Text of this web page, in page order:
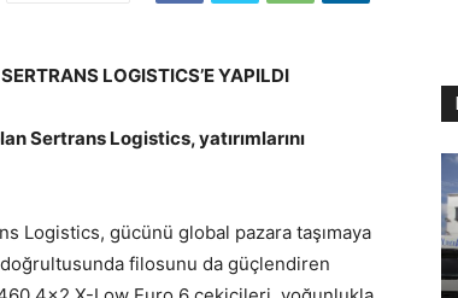
LOGISTICS’E YAPILDI
Sertrans Logistics, yatırımlarını
Logistics, gücünü global pazara taşımaya
filosunu da güçlendiren